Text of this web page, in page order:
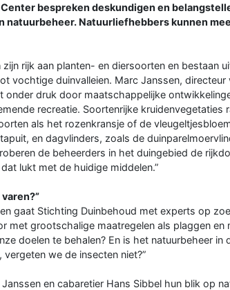
bespreken deskundigen en
natuurbeheer. Natuurliefhebbers kunnen
zijn rijk aan planten- en diersoorten en bestaan
vochtige duinvalleien. Marc Janssen, directeur
onder druk door maatschappelijke
recreatie. Soortenrijke
als het rozenkransje of de
en dagvlinders, zoals de
de beheerders in het duingebied de
lukt met de huidige middelen.”
gaat Stichting Duinbehoud met experts op
met grootschalige maatregelen als plaggen en
doelen te behalen? En is het natuurbeheer
we de insecten niet?”
en cabaretier Hans Sibbel hun blik op